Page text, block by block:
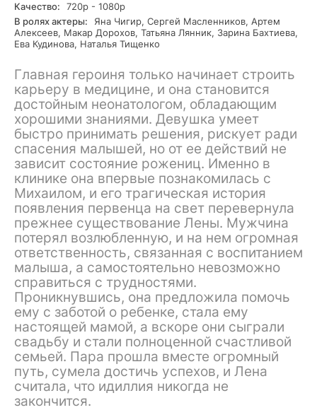
Качество:
720р - 1080р
В ролях актеры:
Яна Чигир, Сергей Масленников, Артем
Алексеев, Макар Дорохов, Татьяна Лянник, Зарина Бахтиева,
Ева Кудинова, Наталья Тищенко
Главная героиня только начинает строить
карьеру в медицине, и она становится
достойным неонатологом, обладающим
хорошими знаниями. Девушка умеет
быстро принимать решения, рискует ради
спасения малышей, но от ее действий не
зависит состояние рожениц. Именно в
клинике она впервые познакомилась с
Михаилом, и его трагическая история
появления первенца на свет перевернула
прежнее существование Лены. Мужчина
потерял возлюбленную, и на нем огромная
ответственность, связанная с воспитанием
малыша, а самостоятельно невозможно
справиться с трудностями.
Проникнувшись, она предложила помочь
ему с заботой о ребенке, стала ему
настоящей мамой, а вскоре они сыграли
свадьбу и стали полноценной счастливой
семьей. Пара прошла вместе огромный
путь, сумела достичь успехов, и Лена
считала, что идиллия никогда не
закончится.